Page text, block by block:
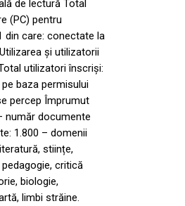
de lectură Total
(PC) pentru
din care: conectate la
și utilizatorii
utilizatori înscriși:
baza permisului
percep Împrumut
număr documente
1.800 – domenii
stiințe,
critică
biologie,
limbi străine.